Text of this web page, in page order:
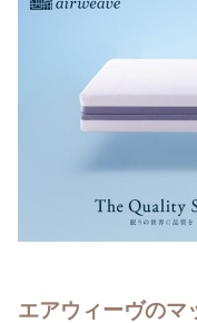
エアウィーヴのマ